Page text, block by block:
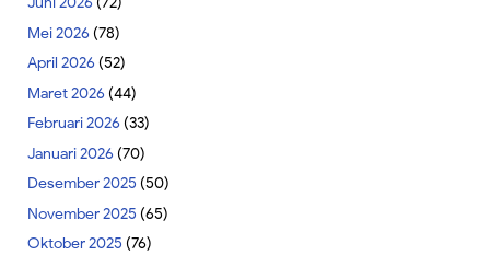
Mei 2026 (78)
April 2026 (52)
Maret 2026 (44)
Februari 2026 (33)
Januari 2026 (70)
Desember 2025 (50)
November 2025 (65)
Oktober 2025 (76)